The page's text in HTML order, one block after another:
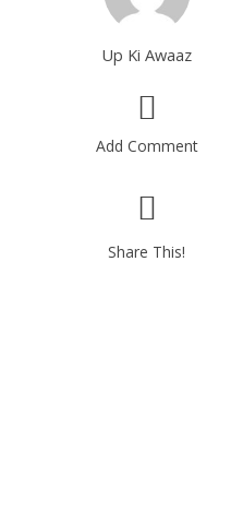
Up Ki Awaaz
Add Comment
Share This!